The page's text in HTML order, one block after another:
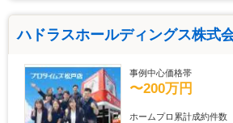
ハドラスホールディングス株式
事例中心価格帯
〜200万円
ホームプロ累計成約件数